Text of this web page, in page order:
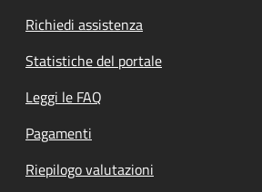
Richiedi assistenza
Statistiche del portale
Leggi le FAQ
Pagamenti
Riepilogo valutazioni